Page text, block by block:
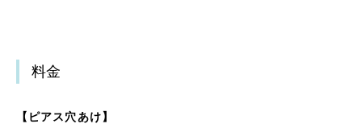
料金
【ピアス穴あけ】